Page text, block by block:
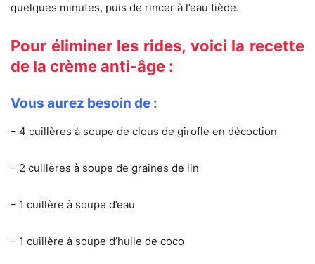
quelques minutes, puis de rincer à l’eau tiède.
Pour éliminer les rides, voici la recette
de la crème anti-âge :
Vous aurez besoin de :
– 4 cuillères à soupe de clous de girofle en décoction
– 2 cuillères à soupe de graines de lin
– 1 cuillère à soupe d’eau
– 1 cuillère à soupe d’huile de coco